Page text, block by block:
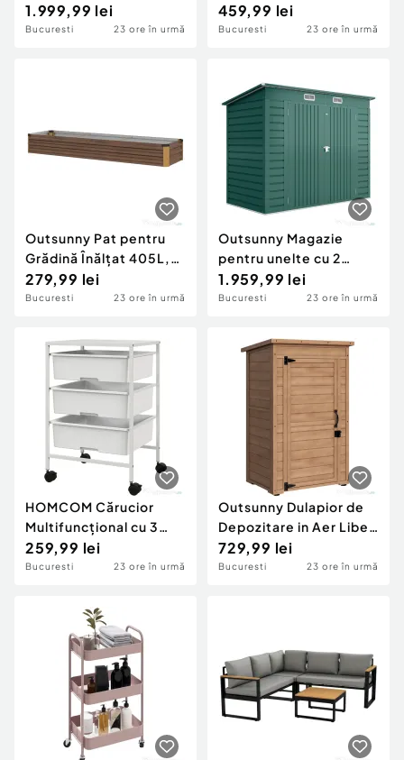
din Oțel Galvanizat și
PP, cu Fereastră,
1.999,99 lei
Bucuresti 23 ore în urmă
reglabil și tavă
inferioară, din oțel și
459,99 lei
Bucuresti 23 ore în urmă
Outsunny Pat pentru
Grădină Înălțat 405L,
Jardinieră pentru
Balcon din Oțel
Deschis, pentru Plante,
Flori și Legume,
240x60x30 cm, Aspect
Lemn Închis
279,99 lei
Bucuresti 23 ore în urmă
Outsunny Magazie
pentru unelte cu 2
orificii de aerisire și
zăvor, din oțel,
1.959,99 lei
Bucuresti 23 ore în urmă
HOMCOM Cărucior
Multifuncțional cu 3
Coșuri și Roți, Cărucior
pentru Bucătărie și
40.8x33.5x60.5 cm,
259,99 lei
Bucuresti 23 ore în urmă
Outsunny Dulapior de
Depozitare in Aer Liber,
sopron Mic din Lemn
pentru Gradina
729,99 lei
Bucuresti 23 ore în urmă